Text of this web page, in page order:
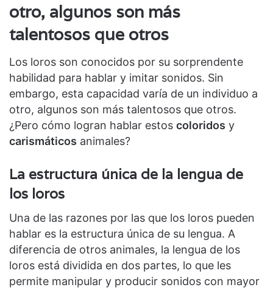
otro, algunos son más
talentosos que otros
Los loros son conocidos por su sorprendente
habilidad para hablar y imitar sonidos. Sin
embargo, esta capacidad varía de un individuo a
otro, algunos son más talentosos que otros.
¿Pero cómo logran hablar estos coloridos y
carismáticos animales?
La estructura única de la lengua de
los loros
Una de las razones por las que los loros pueden
hablar es la estructura única de su lengua. A
diferencia de otros animales, la lengua de los
loros está dividida en dos partes, lo que les
permite manipular y producir sonidos con mayor